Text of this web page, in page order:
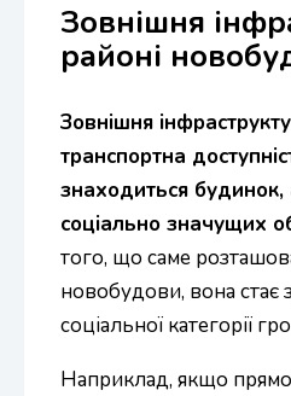
Зовнішня
районі
Зовнішня
транспортна
знаходиться будинок,
соціально значущих
того, що саме
новобудови, вона стає
соціальної категорії
Наприклад, якщо прямо